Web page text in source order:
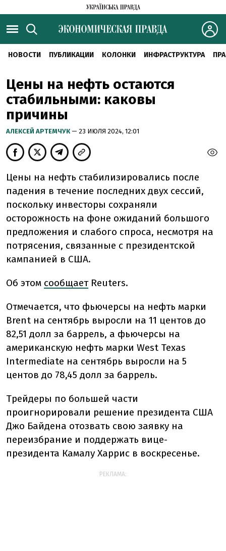
НОВОСТИ ПУБЛИКАЦИИ КОЛОНКИ ИНФРАСТРУКТУРА
Цены на нефть остаются
стабильными: каковы
причины
АЛЕКСЕЙ АРТЕМЧУК — 23 ИЮЛЯ 2024, 12:01
Цены на нефть стабилизировались после
падения в течение последних двух сессий,
поскольку инвесторы сохраняли
осторожность на фоне ожиданий большого
предложения и слабого спроса, несмотря на
потрясения, связанные с президентской
кампанией в США.
Об этом сообщаетReuters.
Отмечается, что фьючерсы на нефть марки
Brent на сентябрь выросли на 11 центов до
82,51 долл за баррель, а фьючерсы на
американскую нефть марки West Texas
Intermediate на сентябрь выросли на 5
центов до 78,45 долл за баррель.
Трейдеры по большей части
проигнорировали решение президента США
Джо Байдена отозвать свою заявку на
переизбрание и поддержать вице-
президента Камалу Харрис в воскресенье.
РЕКЛАМА: